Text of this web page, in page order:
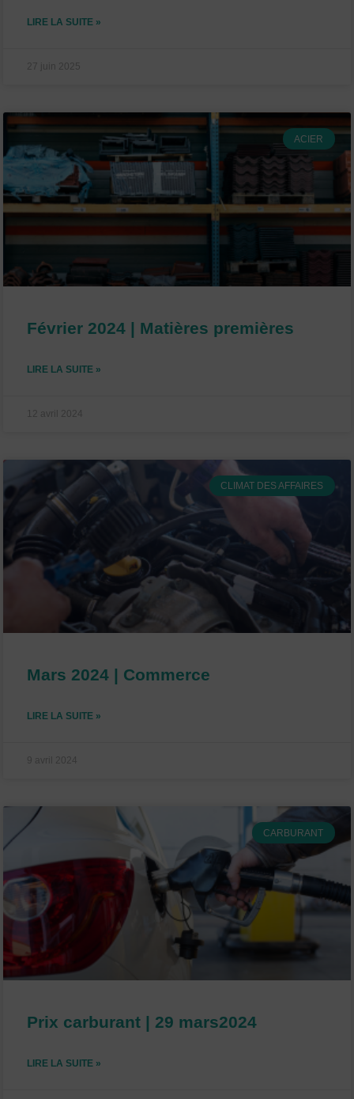
LIRE LA SUITE »
27 juin 2025
ACIER
Février 2024 | Matières premières
LIRE LA SUITE »
12 avril 2024
CLIMAT DES AFFAIRES
Mars 2024 | Commerce
LIRE LA SUITE »
9 avril 2024
CARBURANT
Prix carburant | 29 mars2024
LIRE LA SUITE »